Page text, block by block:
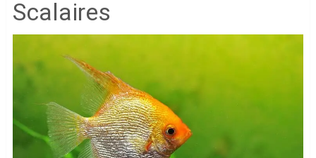
Scalaires